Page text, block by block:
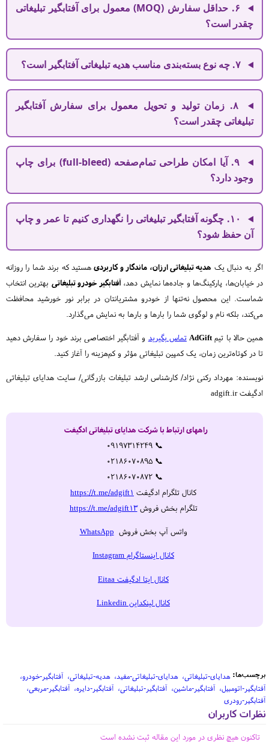
۶. حداقل سفارش (MOQ) معمول برای آفتابگیر تبلیغاتی
چقدر است؟
۸. زمان تولید و تحویل معمول برای سفارش آفتابگیر
تبلیغاتی چقدر است؟
۹. آیا امکان طراحی تمام‌صفحه (full-bleed) برای چاپ
وجود دارد؟
۱۰. چگونه آفتابگیر تبلیغاتی را نگهداری کنیم تا عمر و چاپ
آن حفظ شود؟
اگر به دنبال یک هدیه تبلیغاتی ارزان، ماندگار و کاربردیهستید که برند شما را روزانه
در خیابان‌ها، پارکینگ‌ها و جاده‌ها نمایش دهد، آفتابگیر خودرو تبلیغاتی بهترین انتخاب
شماست. این محصول نه‌تنها از خودرو مشتریانتان در برابر نور خورشید محافظت
می‌کند، بلکه نام و لوگوی شما را بارها و بارها به نمایش می‌گذارد.
همین حالا با تیمAdGift تماس بگیرید و آفتابگیر اختصاصی برند خود را سفارش دهید
تا در کوتاه‌ترین زمان، یک کمپین تبلیغاتی مؤثر و کم‌هزینه را آغاز کنید.
نویسنده: مهرداد رکنی نژاد/ کارشناس ارشد تبلیغات بازرگانی/ سایت هدایای تبلیغاتی
ادگیفت adgift.ir
راههای ارتباط با شرکت هدایای تبلیغاتی ادگیفت
📞 09197314249
📞 02186070895
📞 02186070872
کانال تلگرام ادگیفت https://t.me/adgift1
تلگرام بخش فروشhttps://t.me/adgift13
واتس آپ بخش فروش WhatsApp
کانال اینستاگرام Instagram
کانال ایتا ادگیفت Eitaa
کانال لینکداین Linkedin
برچسب‌ها: هدایای-تبلیغاتی هدایای-تبلیغاتی-مفید هدیه-تبلیغاتی
آفتابگیر-خودرو
آفتابگیر-اتومبیل آفتابگیر-ماشین آفتابگیر-تبلیغاتی آفتابگیر-دایره آفتابگیر-مربعی
آفتابگیر-رودری
نظرات کاربران
تاکنون هیچ نظری در مورد این مقاله ثبت نشده است